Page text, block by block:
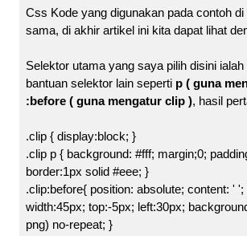
Css Kode yang digunakan pada contoh di
sama, di akhir artikel ini kita dapat lihat
Selektor utama yang saya pilih disini ialah
bantuan selektor lain seperti p ( guna
:before ( guna mengatur clip ), hasil
.clip { display:block; }
.clip p { background: #fff; margin;0;
border:1px solid #eee; }
.clip:before{ position: absolute; content: ' ';
width:45px; top:-5px; left:30px;
png) no-repeat; }